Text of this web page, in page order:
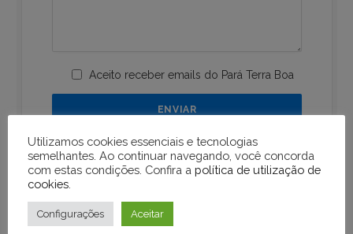
Aceito receber emails do Pará Terra Boa
Publicidade
Utilizamos cookies essenciais e tecnologias
semelhantes. Ao continuar navegando, você concorda
com estas condições. Confira a política de utilização de
cookies
Configurações Aceitar